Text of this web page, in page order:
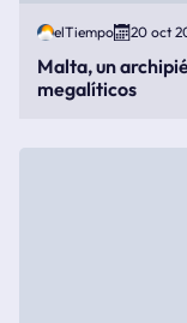
elTiempo 20 oct
Malta, un
megalíticos